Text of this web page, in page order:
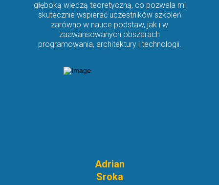
głęboką wiedzą teoretyczną, co pozwala mi
skutecznie wspierać uczestników szkoleń
zarówno w nauce podstaw, jak i w
zaawansowanych obszarach
programowania, architektury i technologii.
Adrian
Sroka